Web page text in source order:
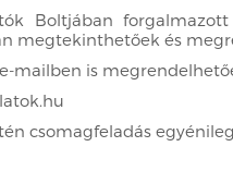
Boltjában
megtekinthetőek és
mailben is
csomagfeladás